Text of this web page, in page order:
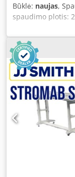
Būklė: naujas,
spaudimo plotis:
spaustukas, 56
Gamintojo
ir patikimas
Dažnai
profiliams
pagal poreikį
detalės: KEM –
tinkamas
spaustukas, 56B
----- (techniniai
Visos kainos